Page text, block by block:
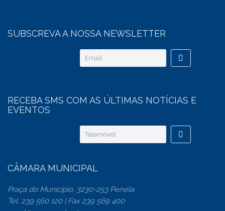
SUBSCREVA A NOSSA NEWSLETTER
RECEBA SMS COM AS ÚLTIMAS NOTÍCIAS E
EVENTOS
CÂMARA MUNICIPAL
Praça do Município, 3230-253 Penela
Tel. 239 560 120 | Fax 239 569 400